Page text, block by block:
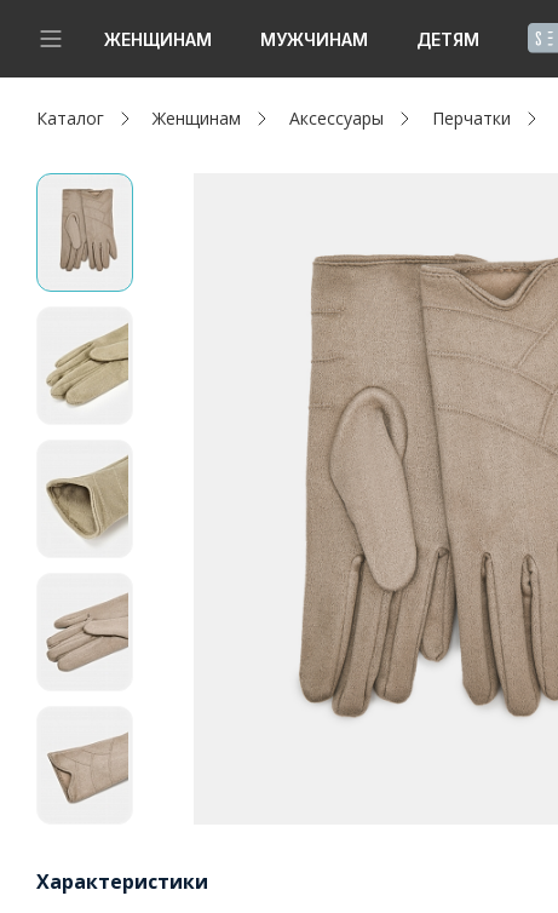
ЖЕНЩИНАМ МУЖЧИНАМ ДЕТЯМ
Новинки
Женщинам
Мужчинам
Капсула
Акции / Новости
Адреса магазинов
Каталог Женщинам Аксессуары Перчатки
Характеристики